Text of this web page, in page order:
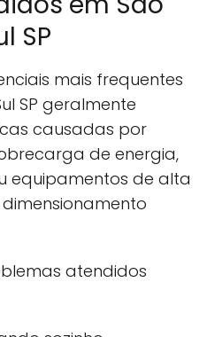
SP
mais frequentes
SP geralmente
causadas por
de energia,
equipamentos de alta
atendidos